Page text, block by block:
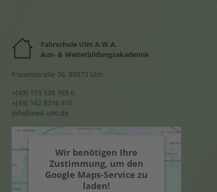
Fahrschule Ulm A.W.A.
Aus- & Weiterbildungsakademie
Frauenstraße 36, 89073 Ulm
+[49] 173 538 765 6
+[49] 162 8316 816
info@awa-ulm.de
Wir benötigen Ihre
Zustimmung, um den
Google Maps-Service zu
laden!